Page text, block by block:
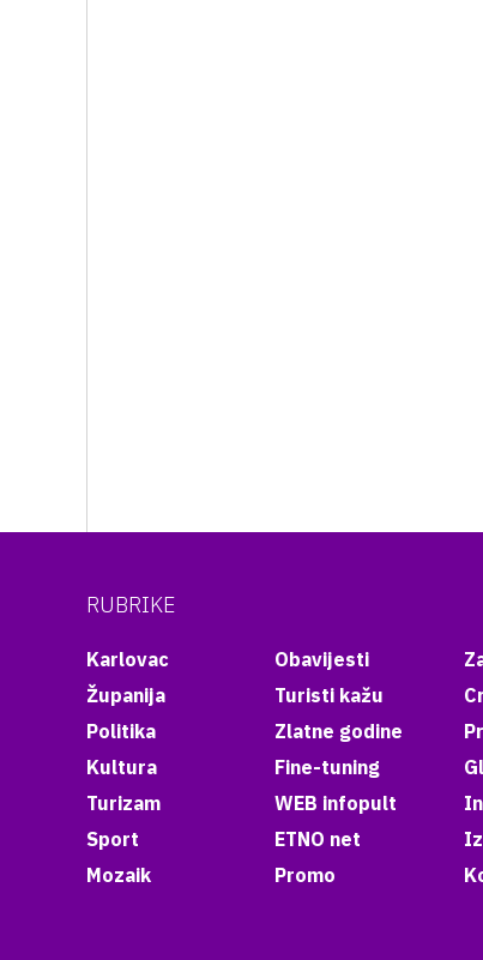
RUBRIKE
Karlovac
Županija
Politika
Kultura
Turizam
Sport
Mozaik
Obavijesti
Turisti kažu
Zlatne godine
Fine-tuning
WEB infopult
ETNO net
Promo